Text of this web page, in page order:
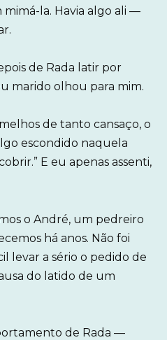
la. Havia algo ali —
de Rada latir por
marido olhou para mim.
de tanto cansaço, o
escondido naquela
E eu apenas assenti,
o André, um pedreiro
há anos. Não foi
levar a sério o pedido de
do latido de um
de Rada —